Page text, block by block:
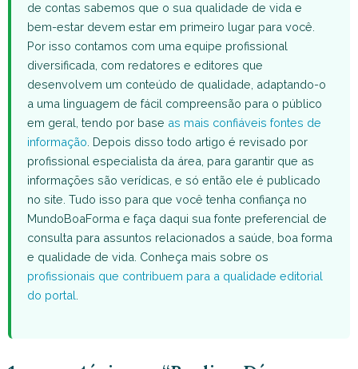
de contas sabemos que o sua qualidade de vida e
bem-estar devem estar em primeiro lugar para você.
Por isso contamos com uma equipe profissional
diversificada, com redatores e editores que
desenvolvem um conteúdo de qualidade, adaptando-o
a uma linguagem de fácil compreensão para o público
em geral, tendo por base as mais confiáveis fontes de
informação . Depois disso todo artigo é revisado por
profissional especialista da área, para garantir que as
informações são verídicas, e só então ele é publicado
no site. Tudo isso para que você tenha confiança no
MundoBoaForma e faça daqui sua fonte preferencial de
consulta para assuntos relacionados a saúde, boa forma
e qualidade de vida. Conheça mais sobre os
profissionais que contribuem para a qualidade editorial
do portal